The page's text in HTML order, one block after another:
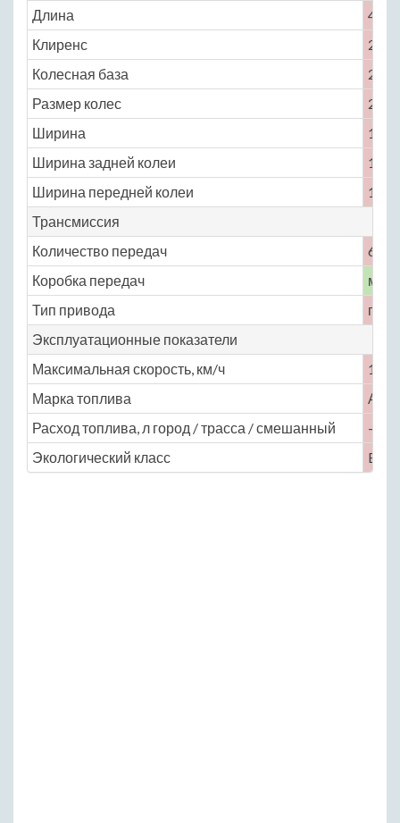
Длина
4325
Клиренс
200
Колесная база
2560
Размер колес
205
Ширина
1765
Ширина задней колеи
1480
Ширина передней колеи
1470
Трансмиссия
Количество передач
6
Коробка передач
Тип привода
Эксплуатационные показатели
Максимальная скорость, км/ч
180
Марка топлива
АИ-
Расход топлива, л город / трасса / смешанный
— /
Экологический класс
Euro